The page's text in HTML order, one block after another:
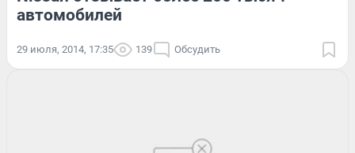
автомобилей
29 июля, 2014, 17:35 139 Обсудить